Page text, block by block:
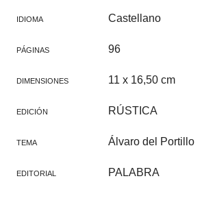
IDIOMA Castellano
PÁGINAS 96
DIMENSIONES 11 x 16,50 cm
EDICIÓN RÚSTICA
TEMA Álvaro del Portillo
EDITORIAL PALABRA